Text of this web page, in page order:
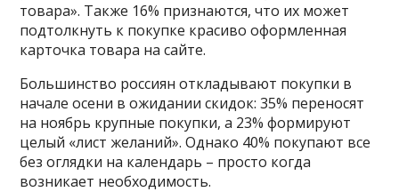
товара». Также 16% признаются, что их может
подтолкнуть к покупке красиво оформленная
карточка товара на сайте.
Большинство россиян откладывают покупки в
начале осени в ожидании скидок: 35% переносят
на ноябрь крупные покупки, а 23% формируют
целый «лист желаний». Однако 40% покупают все
без оглядки на календарь – просто когда
возникает необходимость.